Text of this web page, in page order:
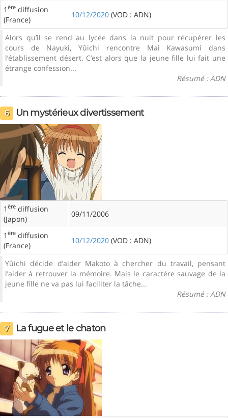
1 ère diffusion
(France)
10/12/2020 (VOD : ADN)
Alors qu’il se rend au lycée dans la nuit pour récupérer les
cours de Nayuki, Yûichi rencontre Mai Kawasumi dans
l’établissement désert. C’est alors que la jeune fille lui fait une
étrange confession...
Résumé : ADN
6 Un mystérieux divertissement
1 ère diffusion
(Japon)
09/11/2006
1 ère diffusion
(France)
10/12/2020 (VOD : ADN)
Yûichi décide d’aider Makoto à chercher du travail, pensant
l’aider à retrouver la mémoire. Mais le caractère sauvage de la
jeune fille ne va pas lui faciliter la tâche...
Résumé : ADN
7 La fugue et le chaton